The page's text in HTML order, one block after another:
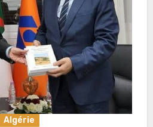
Algérie